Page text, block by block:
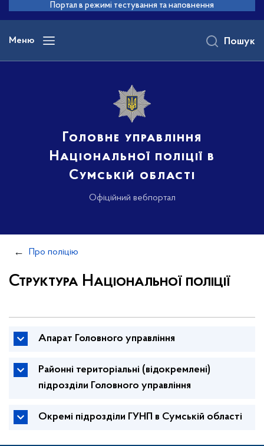
основного
вмісту
Портал в режимі тестування та наповнення
Меню
Головне управління
Національної поліції в
Сумській області
Офіційний вебпортал
Пошук
Про поліцію
Структура Національної поліції
Апарат Головного управління
Районні територіальні (відокремлені)
підрозділи Головного управління
Окремі підрозділи ГУНП в Сумській області